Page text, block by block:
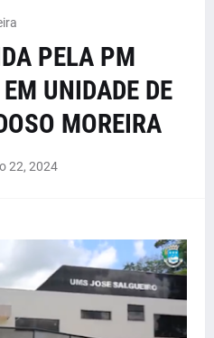
PELA PM
UNIDADE DE
MOREIRA
22, 2024